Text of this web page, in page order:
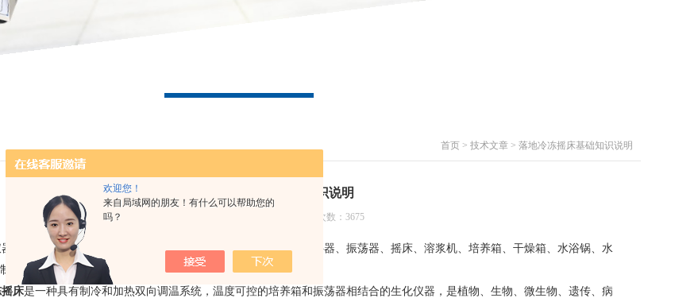
欢迎您！
来自局域网的朋友！有什么可以帮助您的
吗？
首页 > 技术文章 > 落地冷冻摇床基础知识说明
落地冷冻摇床基础知识说明
更新日期：2017-10-23 浏览次数：3675
有限公司是一家专业的生产厂家，生产制造各个规格型号的搅拌器、振荡器、摇床、溶浆机、培养箱、干燥箱、水浴锅、水
冰机、离心机、电热板、电热套、四氟产品、玻璃制品……
床是一种具有制冷和加热双向调温系统，温度可控的培养箱和振荡器相结合的生化仪器，是植物、生物、微生物、遗传、病